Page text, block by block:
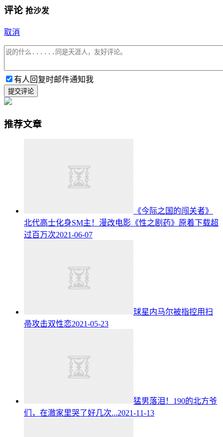
评论 抢沙发
取消
有人回复时邮件通知我
提交评论
推荐文章
《今际之国的闯关者》
北代高士化身SM主！漫改电影《性之剧药》原着下载超
过百万次2021-06-07
球星内马尔被指控用扫
帚攻击双性恋2021-05-23
猛男落泪！190的北方爷
们，在澈家里哭了好几次...2021-11-13